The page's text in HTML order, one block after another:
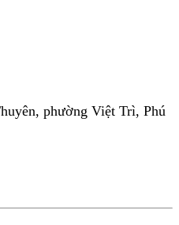
phường Việt Trì, Phú